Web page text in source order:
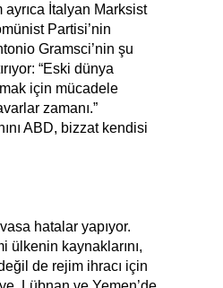
İtalyan Marksist
Partisi’nin
Gramsci’nin şu
“Eski dünya
için mücadele
zamanı.”
ABD, bizzat kendisi
hatalar yapıyor.
ülkenin kaynaklarını,
de rejim ihracı için